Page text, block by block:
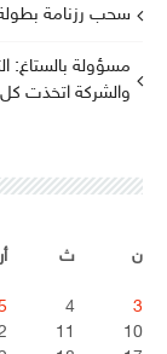
سحب رزنامة بطولة
والشركة اتخذت كل
ن
ث
3
4
10
11